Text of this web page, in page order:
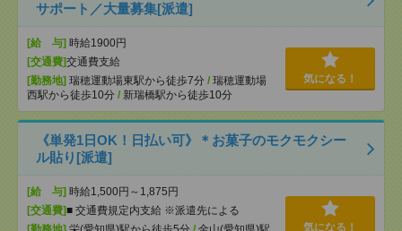
サポート／大量募集[派遣]
[給 与] 時給1900円
[交通費]交通費支給
[勤務地] 瑞穂運動場東駅から徒歩7分 / 瑞穂運動場
西駅から徒歩10分 / 新瑞橋駅から徒歩10分
気になる！
《単発1日OK！日払い可》＊お菓子のモクモクシー
ル貼り[派遣]
[給 与] 時給1,500円～1,875円
[交通費]■ 交通費規定内支給 ※派遣先による
気になる！